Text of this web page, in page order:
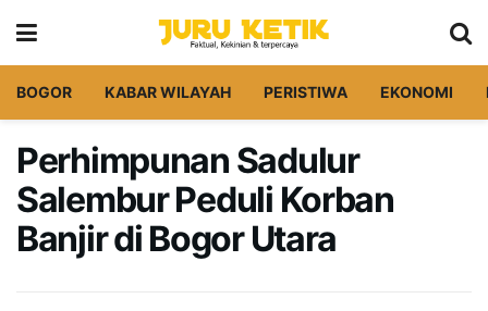
BOGOR KABAR WILAYAH PERISTIWA EKONOMI
Perhimpunan Sadulur
Salembur Peduli Korban
Banjir di Bogor Utara